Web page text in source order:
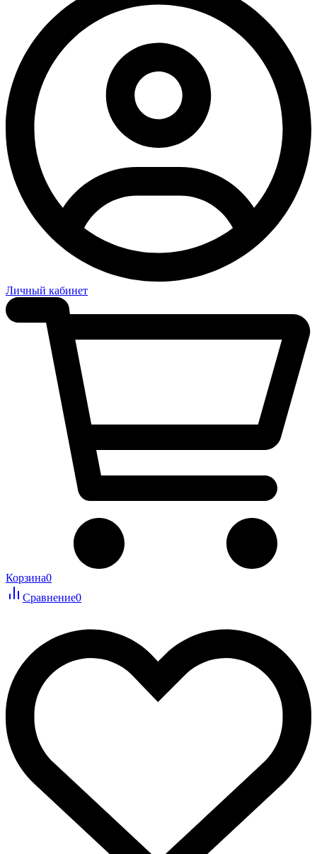
Личный кабинет
Корзина0
Сравнение0